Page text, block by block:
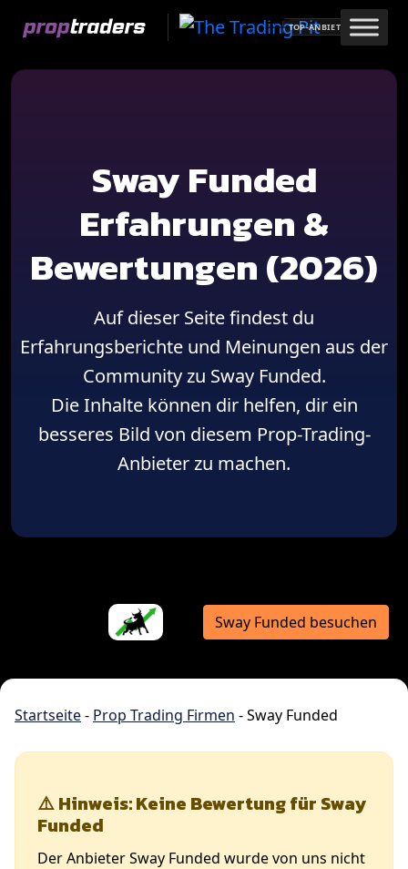
TOP-ANBIETER
Sway Funded
Erfahrungen &
Bewertungen (2026)
Auf dieser Seite findest du
Erfahrungsberichte und Meinungen aus der
Community zu Sway Funded.
Die Inhalte können dir helfen, dir ein
besseres Bild von diesem Prop-Trading-
Anbieter zu machen.
Sway Funded besuchen
Startseite- Prop Trading Firmen -Sway Funded
⚠️ Hinweis: Keine Bewertung für Sway
Funded
Der Anbieter Sway Funded wurde von uns nicht